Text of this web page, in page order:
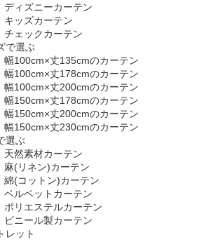
ディズニーカーテン
キッズカーテン
チェックカーテン
で選ぶ
幅100cm×丈135cmのカーテン
幅100cm×丈178cmのカーテン
幅100cm×丈200cmのカーテン
幅150cm×丈178cmのカーテン
幅150cm×丈200cmのカーテン
幅150cm×丈230cmのカーテン
選ぶ
天然素材カーテン
麻(リネン)カーテン
綿(コットン)カーテン
ベルベットカーテン
ポリエステルカーテン
ビニール製カーテン
レット